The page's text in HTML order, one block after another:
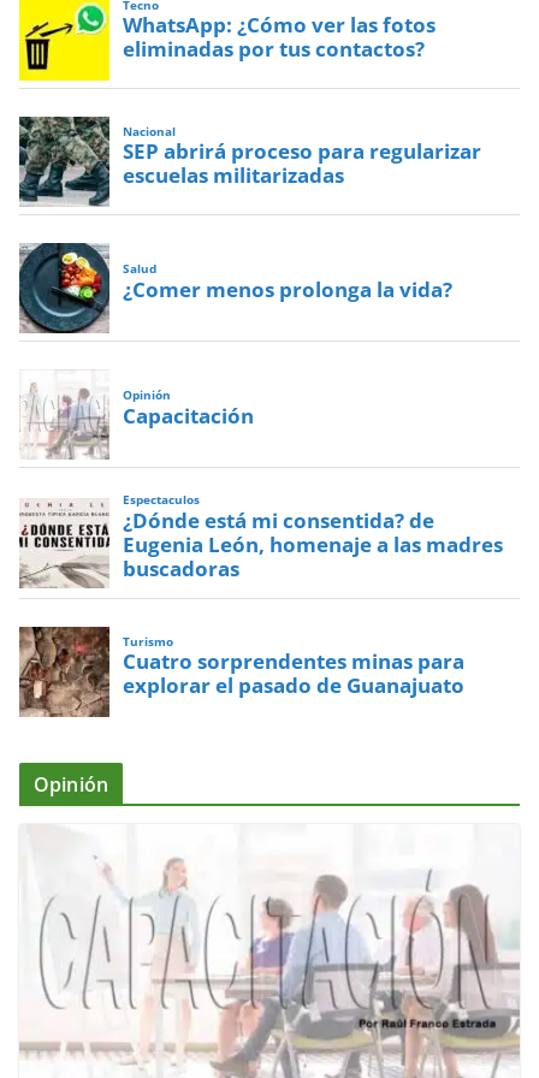
Tecno
WhatsApp: ¿Cómo ver las fotos
eliminadas por tus contactos?
Nacional
SEP abrirá proceso para regularizar
escuelas militarizadas
Salud
¿Comer menos prolonga la vida?
Opinión
Capacitación
Espectaculos
¿Dónde está mi consentida? de
Eugenia León, homenaje a las madres
buscadoras
Turismo
Cuatro sorprendentes minas para
explorar el pasado de Guanajuato
Opinión